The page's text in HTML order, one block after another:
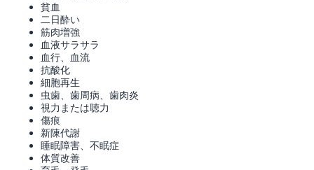
貧血
二日酔い
筋肉増強
血液サラサラ
血行、血流
抗酸化
細胞再生
虫歯、歯周病、歯肉炎
視力または聴力
傷痕
新陳代謝
睡眠障害、不眠症
体質改善